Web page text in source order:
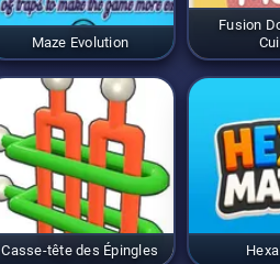
Maze Evolution
Fusion
Casse-tête des Épingles